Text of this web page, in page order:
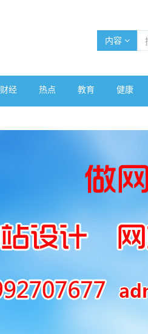
内容
财经 热点 教育 健康